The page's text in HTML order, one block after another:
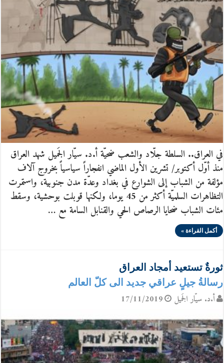
في العراق.. السلطة جلّاد والشعب ضحيّة أ.د. سيّار الجَميل شهد العراق
منذ أوّل أكتوبر/ تشرين الأول الماضي انفجاراً سياسياً بخروج آلاف
مؤلفة من الشباب إلى الشوارع في بغداد وعدّة مدن جنوبية، واستمرت
التظاهرات السلميّة أكثر من 45 يوما، ولكنها قوبلت بوحشية، وسقط
مئات الشباب ضحايا الرصاص الحي والقنابل السامة مع …
أكمل القراءة »
ثورةٌ تستعيد أمجاد العراق
رسالةُ جيلٍ عراقي جديد الى كلّ العالم
أ.د. سيّار الجَميل 17/11/2019